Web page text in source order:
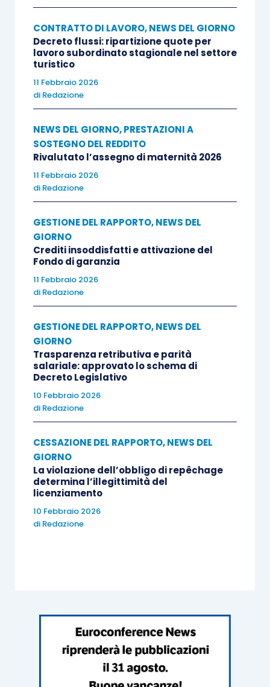
CONTRATTO DI LAVORO,NEWS DEL GIORNO
Decreto flussi: ripartizione quote per
lavoro subordinato stagionale nel settore
turistico
11 Febbraio 2026
di Redazione
NEWS DEL GIORNO,PRESTAZIONI A
SOSTEGNO DEL REDDITO
Rivalutato l’assegno di maternità 2026
11 Febbraio 2026
di Redazione
GESTIONE DEL RAPPORTO,NEWS DEL
GIORNO
Crediti insoddisfatti e attivazione del
Fondo di garanzia
11 Febbraio 2026
di Redazione
GESTIONE DEL RAPPORTO,NEWS DEL
GIORNO
Trasparenza retributiva e parità
salariale: approvato lo schema di
Decreto Legislativo
10 Febbraio 2026
di Redazione
CESSAZIONE DEL RAPPORTO,NEWS DEL
GIORNO
La violazione dell’obbligo di repêchage
determina l’illegittimità del
licenziamento
10 Febbraio 2026
di Redazione